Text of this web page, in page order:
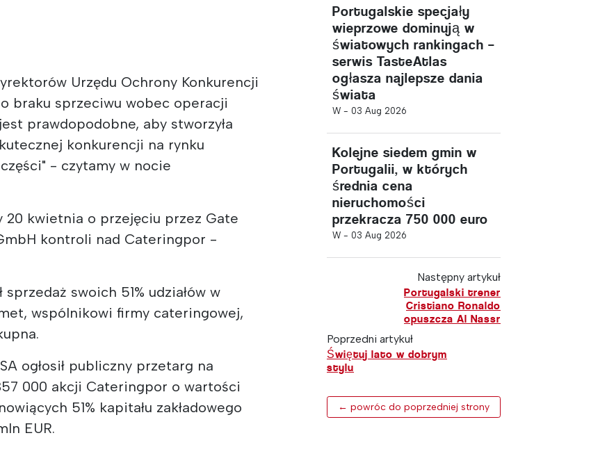
Urzędu Ochrony Konkurencji
braku sprzeciwu wobec operacji
prawdopodobne, aby stworzyła
konkurencji na rynku
- czytamy w nocie
20 kwietnia o przejęciu przez Gate
kontroli nad Cateringpor -
sprzedaż swoich 51% udziałów w
wspólnikowi firmy cateringowej,
ogłosił publiczny przetarg na
000 akcji Cateringpor o wartości
51% kapitału zakładowego
EUR.
Portugalskie specjały
wieprzowe dominują w
światowych rankingach –
serwis TasteAtlas
ogłasza najlepsze dania
świata
W - 03 Aug 2026
Kolejne siedem gmin w
Portugalii, w których
średnia cena
nieruchomości
przekracza 750 000 euro
W - 03 Aug 2026
Następny artykuł
Portugalski trener
Cristiano Ronaldo
opuszcza Al Nassr
Poprzedni artykuł
Świętuj lato w dobrym
stylu
← powróc do poprzedniej strony